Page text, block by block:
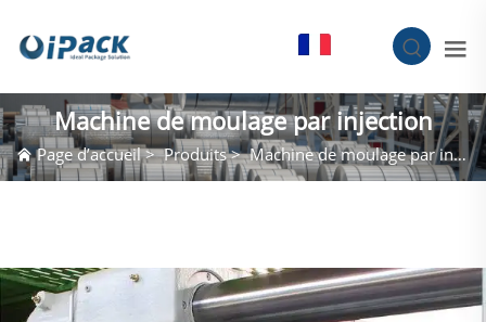
Machine de moulage par injection
Page d’accueil>Produits>Machine de moulage par injection